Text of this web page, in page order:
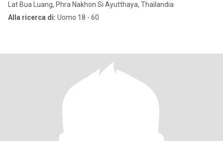
Lat Bua Luang, Phra Nakhon Si Ayutthaya, Thailandia
Alla ricerca di: Uomo 18 - 60